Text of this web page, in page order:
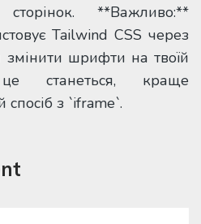
**Важливо:**
Tailwind CSS через
шрифти на твоїй
станеться, краще
з `iframe`.